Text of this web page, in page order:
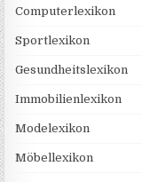
Computerlexikon
Sportlexikon
Gesundheitslexikon
Immobilienlexikon
Modelexikon
Möbellexikon